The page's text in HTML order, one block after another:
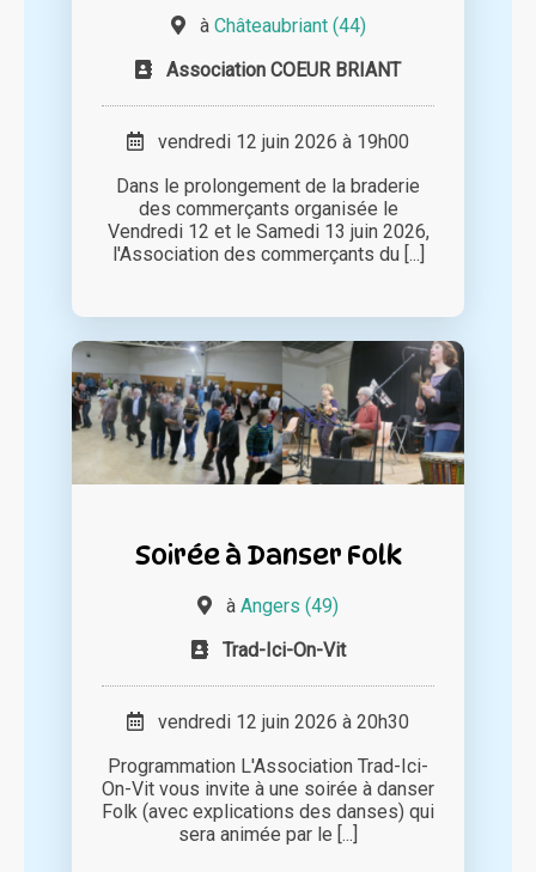
à Châteaubriant (44)
Association COEUR BRIANT
vendredi 12 juin 2026 à 19h00
Dans le prolongement de la braderie
des commerçants organisée le
Vendredi 12 et le Samedi 13 juin 2026,
l'Association des commerçants du [...]
Soirée à Danser Folk
à Angers (49)
Trad-Ici-On-Vit
vendredi 12 juin 2026 à 20h30
Programmation L'Association Trad-Ici-
On-Vit vous invite à une soirée à danser
Folk (avec explications des danses) qui
sera animée par le [...]